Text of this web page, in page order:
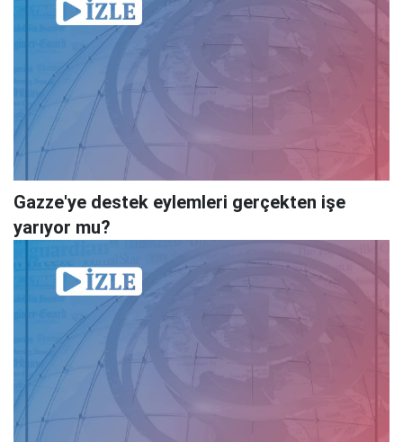
Gazze'ye destek eylemleri gerçekten işe
yarıyor mu?